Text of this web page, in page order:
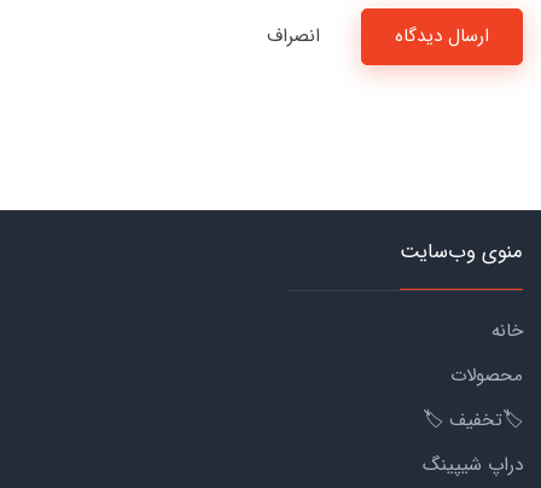
ارسال دیدگاه انصراف
منوی وب‌سایت
خانه
محصولات
🏷️تخفیف 🏷️
دراپ شیپینگ